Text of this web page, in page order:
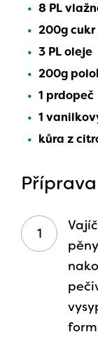
8 PL
200g
3 PL oleje
200g
1 prdopeč
1
kůra z
Příprava